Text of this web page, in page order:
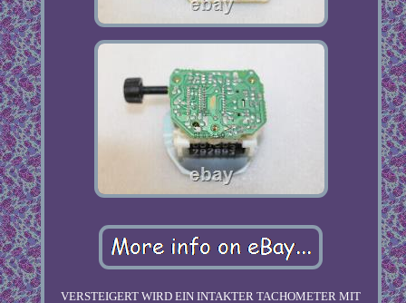
VERSTEIGERT WIRD EIN INTAKTER TACHOMETER MIT